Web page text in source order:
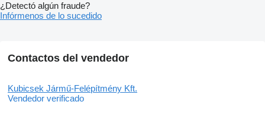
¿Detectó algún fraude?
Infórmenos de lo sucedido
Contactos del vendedor
Kubicsek Jármű-Felépítmény Kft.
Vendedor verificado